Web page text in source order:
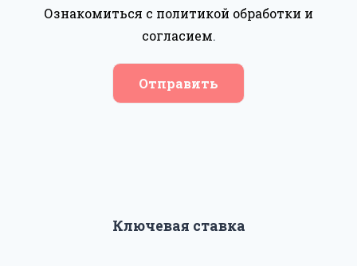
Ознакомиться с политикой обработки и
согласием.
Отправить
Ключевая ставка